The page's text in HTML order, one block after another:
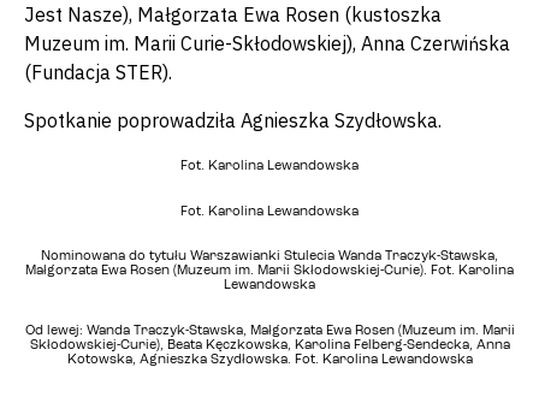
Jest Nasze), Małgorzata Ewa Rosen (kustoszka
Muzeum im. Marii Curie-Skłodowskiej), Anna Czerwińska
(Fundacja STER).
Spotkanie poprowadziła Agnieszka Szydłowska.
Fot. Karolina Lewandowska
Fot. Karolina Lewandowska
Nominowana do tytułu Warszawianki Stulecia Wanda Traczyk-Stawska,
Małgorzata Ewa Rosen (Muzeum im. Marii Skłodowskiej-Curie). Fot. Karolina
Lewandowska
Od lewej: Wanda Traczyk-Stawska, Małgorzata Ewa Rosen (Muzeum im. Marii
Skłodowskiej-Curie), Beata Kęczkowska, Karolina Felberg-Sendecka, Anna
Kotowska, Agnieszka Szydłowska. Fot. Karolina Lewandowska